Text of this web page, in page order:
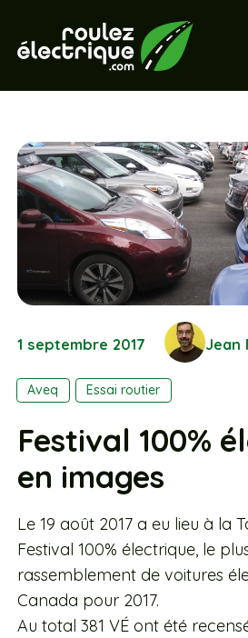
1 septembre 2017 Jean
Aveq Essai routier
Festival 100%
en images
Le 19 août 2017 a eu lieu à la
Festival 100% électrique, le
rassemblement de voitures
Canada pour 2017.
Au total 381 VÉ ont été